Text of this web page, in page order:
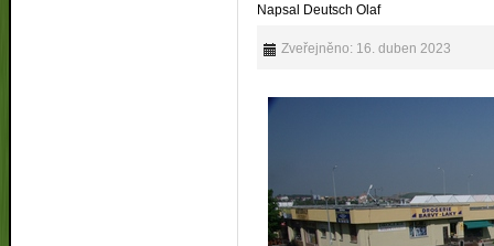
Napsal Deutsch Olaf
Zveřejněno: 16. duben 2023